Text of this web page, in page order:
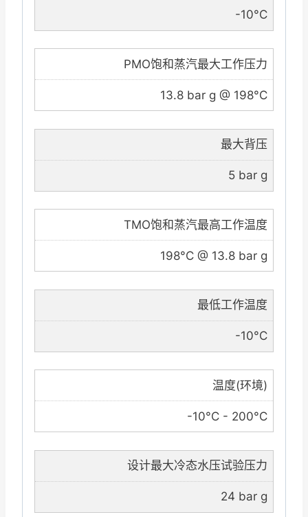
-10°C
PMO饱和蒸汽最大工作压力
13.8 bar g @ 198°C
最大背压
5 bar g
TMO饱和蒸汽最高工作温度
198°C @ 13.8 bar g
最低工作温度
-10°C
温度(环境)
-10°C - 200°C
设计最大冷态水压试验压力
24 bar g